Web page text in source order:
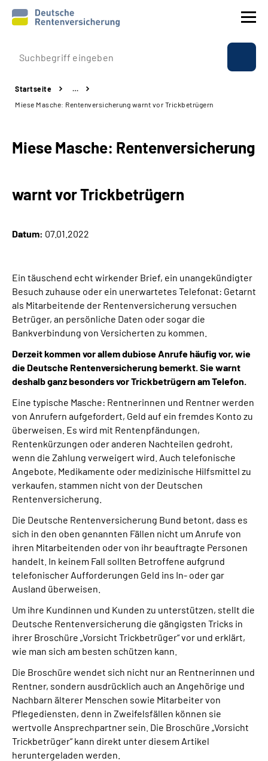
Prävention
Reha
Experten
Über uns & Presse
Suche
Language
Inhalte in Gebärdensprache (DGS)
Mein Kundenportal
Startseite
…
Miese Masche: Rentenversicherung warnt vor Trickbetrügern
Miese Masche: Rentenversicherung
warnt vor Trickbetrügern
Datum: 07.01.2022
Ein täuschend echt wirkender Brief, ein unangekündigter
Besuch zuhause oder ein unerwartetes Telefonat: Getarnt
als Mitarbeitende der Rentenversicherung versuchen
Betrüger, an persönliche Daten oder sogar die
Bankverbindung von Versicherten zu kommen.
Derzeit kommen vor allem dubiose Anrufe häufig vor, wie
die Deutsche Rentenversicherung bemerkt. Sie warnt
deshalb ganz besonders vor Trickbetrügern am Telefon.
Eine typische Masche: Rentnerinnen und Rentner werden
von Anrufern aufgefordert, Geld auf ein fremdes Konto zu
überweisen. Es wird mit Rentenpfändungen,
Rentenkürzungen oder anderen Nachteilen gedroht,
wenn die Zahlung verweigert wird. Auch telefonische
Angebote, Medikamente oder medizinische Hilfsmittel zu
verkaufen, stammen nicht von der Deutschen
Rentenversicherung.
Die Deutsche Rentenversicherung Bund betont, dass es
sich in den oben genannten Fällen nicht um Anrufe von
ihren Mitarbeitenden oder von ihr beauftragte Personen
handelt. In keinem Fall sollten Betroffene aufgrund
telefonischer Aufforderungen Geld ins In- oder gar
Ausland überweisen.
Um ihre Kundinnen und Kunden zu unterstützen, stellt die
Deutsche Rentenversicherung die gängigsten Tricks in
ihrer Broschüre „Vorsicht Trickbetrüger“ vor und erklärt,
wie man sich am besten schützen kann.
Die Broschüre wendet sich nicht nur an Rentnerinnen und
Rentner, sondern ausdrücklich auch an Angehörige und
Nachbarn älterer Menschen sowie Mitarbeiter von
Pflegediensten, denn in Zweifelsfällen können sie
wertvolle Ansprechpartner sein. Die Broschüre „Vorsicht
Trickbetrüger“ kann direkt unter diesem Artikel
heruntergeladen werden.